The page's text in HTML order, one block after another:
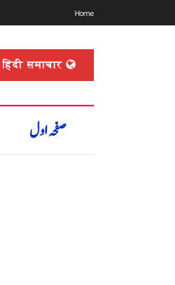
Home
हिंदी समाचार
صفحہ اول